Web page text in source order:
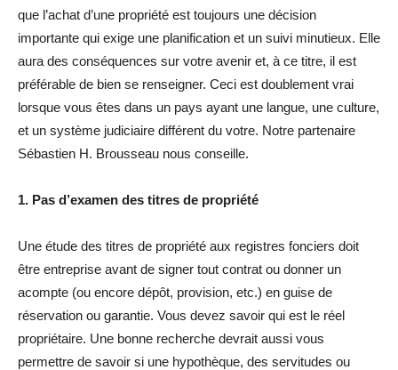
que l’achat d’une propriété est toujours une décision
importante qui exige une planification et un suivi minutieux. Elle
aura des conséquences sur votre avenir et, à ce titre, il est
préférable de bien se renseigner. Ceci est doublement vrai
lorsque vous êtes dans un pays ayant une langue, une culture,
et un système judiciaire différent du votre. Notre partenaire
Sébastien H. Brousseau nous conseille.
1. Pas d’examen des titres de propriété
Une étude des titres de propriété aux registres fonciers doit
être entreprise avant de signer tout contrat ou donner un
acompte (ou encore dépôt, provision, etc.) en guise de
réservation ou garantie. Vous devez savoir qui est le réel
propriétaire. Une bonne recherche devrait aussi vous
permettre de savoir si une hypothèque, des servitudes ou